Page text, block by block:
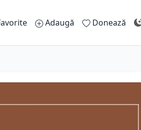
Adaugă Donează